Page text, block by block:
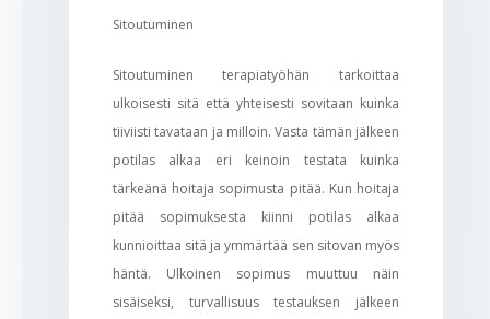
Sitoutuminen
Sitoutuminen terapiatyöhän tarkoittaa
ulkoisesti sitä että yhteisesti sovitaan kuinka
tiiviisti tavataan ja milloin. Vasta tämän jälkeen
potilas alkaa eri keinoin testata kuinka
tärkeänä hoitaja sopimusta pitää. Kun hoitaja
pitää sopimuksesta kiinni potilas alkaa
kunnioittaa sitä ja ymmärtää sen sitovan myös
häntä. Ulkoinen sopimus muuttuu näin
sisäiseksi, turvallisuus testauksen jälkeen